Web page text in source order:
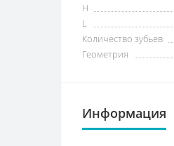
H
L
Количество зубьев
Геометрия
Информация